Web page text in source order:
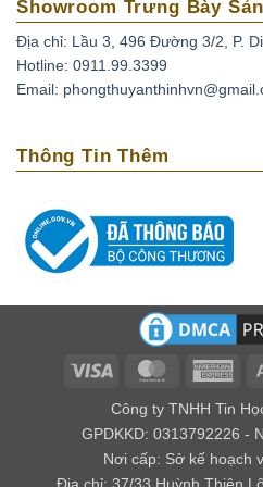
còn là giá trị sưu tầm. Ít ai chơi
muốn được sở hữu một viên hổ
các côn trùng mắc kẹt trong đó.
Showroom Trưng Bày
Địa chỉ: Lầu 3, 496 Đường 3/2, P.
Hotline: 0911.99.3399
Email:
Thông Tin Thêm
Visa MasterCard
Công ty TNHH Tin
GPDKKD: 0313792226 -
Nơi cấp: Sở kế hoạch
Địa chỉ: 37/33 Huỳnh Thiện